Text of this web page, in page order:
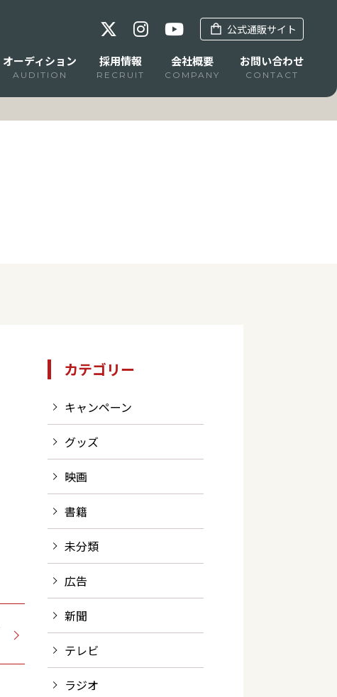
公式通販サイト
オーディション
AUDITION
採用情報
RECRUIT
会社概要
COMPANY
お問い合わせ
CONTACT
カテゴリー
キャンペーン
グッズ
映画
書籍
未分類
広告
新聞
テレビ
ラジオ